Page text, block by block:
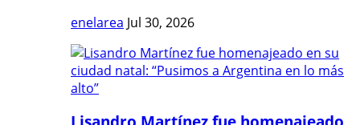
enelarea Jul 30, 2026